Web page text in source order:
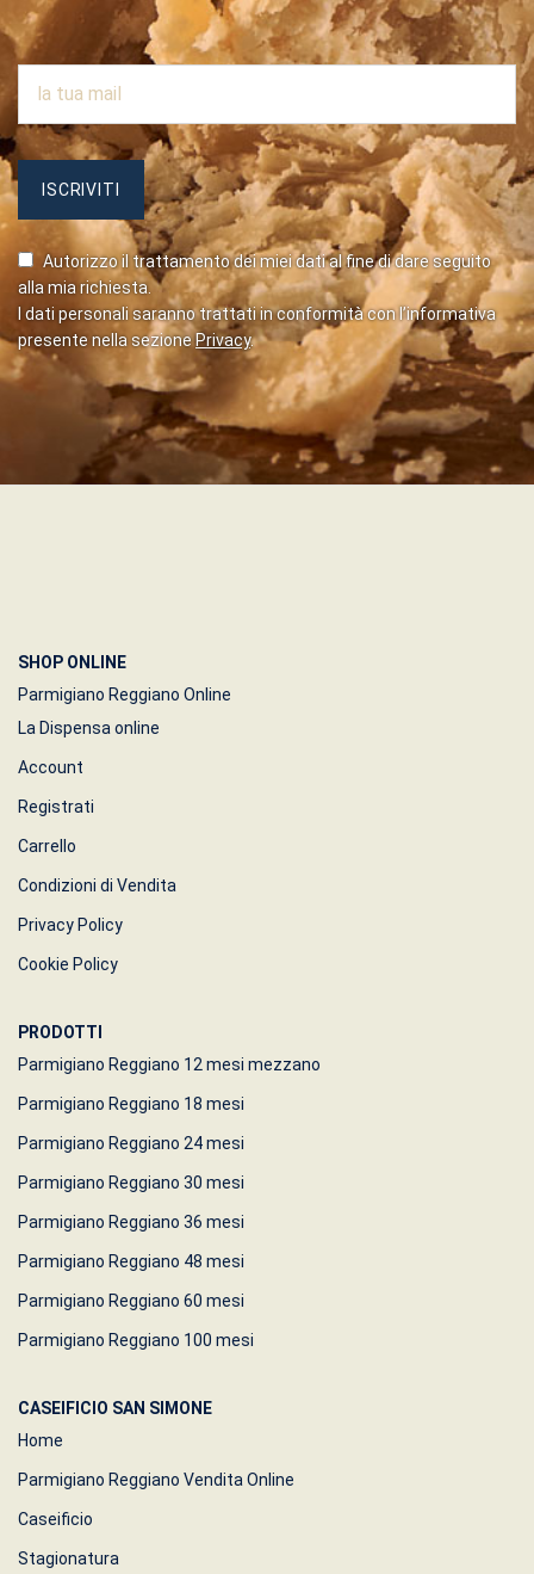
Autorizzo il trattamento dei miei dati al fine di dare seguito
alla mia richiesta.
I dati personali saranno trattati in conformità con l’informativa
presente nella sezionePrivacy.
SHOP ONLINE
Parmigiano Reggiano Online
La Dispensa online
Account
Registrati
Carrello
Condizioni di Vendita
Privacy Policy
Cookie Policy
PRODOTTI
Parmigiano Reggiano 12 mesi mezzano
Parmigiano Reggiano 18 mesi
Parmigiano Reggiano 24 mesi
Parmigiano Reggiano 30 mesi
Parmigiano Reggiano 36 mesi
Parmigiano Reggiano 48 mesi
Parmigiano Reggiano 60 mesi
Parmigiano Reggiano 100 mesi
CASEIFICIO SAN SIMONE
Home
Parmigiano Reggiano Vendita Online
Caseificio
Stagionatura